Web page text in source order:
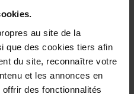
au site de la
que des cookies tiers afin
du site, reconnaître votre
et les annonces en
des fonctionnalités